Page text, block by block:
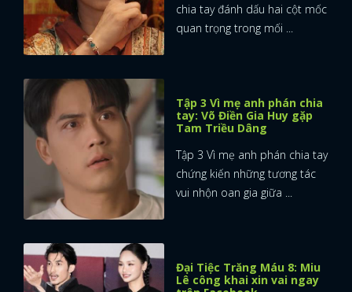
chia tay đánh dấu hai cột mốc
quan trọng trong mối ...
Tập 3 Vì mẹ anh phán chia
tay: Võ Điền Gia Huy gặp
Tam Triều Dâng
Tập 3 Vì mẹ anh phán chia tay
chứng kiến những tương tác
vui nhộn oan gia giữa ...
Đại Tiệc Trăng Máu 8: Miu
Lê công khai xin vai ngay